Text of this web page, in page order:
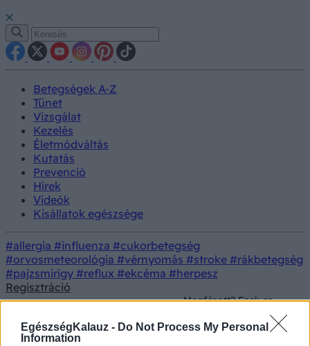
EgészségKalauz - Do Not Process My Personal
Information
Betegségek A-Z
Tünet
Vizsgálat
Kezelés
Életmódváltás
Kutatás
Prevenció
Hírek
Videók
Kisállatok egészsége
#allergia #influenza #cukorbetegség
#orvosmeteorológia #vérnyomás #stroke #rákbetegség
#pajzsmirigy #reflux #ekcéma #herpesz
Regisztráció
Megfázott? Ezek az
jobban lenni